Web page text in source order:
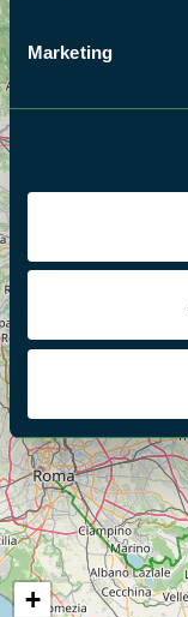
Marketing
+